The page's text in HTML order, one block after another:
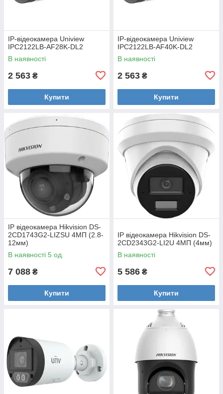
IP-відеокамера Uniview
IPC2122LB-AF28K-DL2
В наявності
2 563 ₴
Купити
IP-відеокамера Uniview
IPC2122LB-AF40K-DL2
В наявності
2 563 ₴
Купити
IP відеокамера Hikvision DS-
2CD1743G2-LIZSU 4МП (2.8-
12мм)
В наявності 5 од.
7 088 ₴
Купити
IP відеокамера Hikvision DS-
2CD2343G2-LI2U 4МП (4мм)
В наявності
5 586 ₴
Купити